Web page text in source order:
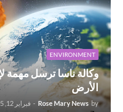
ENVIRONMENT
وكالة ناسا ترسل
الأرض
by
Rose Mary News
- فبراير 12, 2025